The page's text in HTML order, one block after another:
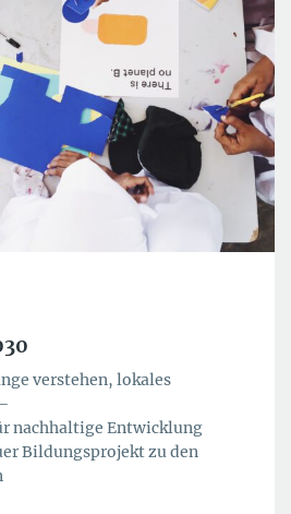
verstehen, lokales
nachhaltige Entwicklung
Bildungsprojekt zu den